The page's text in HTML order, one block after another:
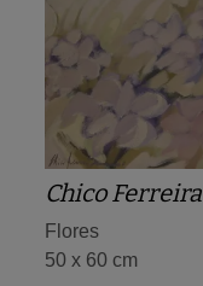
Chico Ferreira
Flores
50 x 60 cm